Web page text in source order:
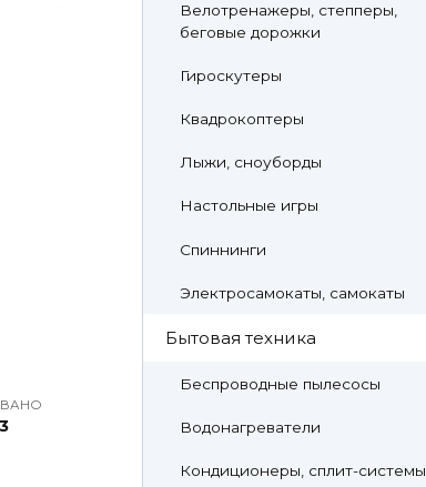
Велотренажеры, степперы,
беговые дорожки
Гироскутеры
Квадрокоптеры
Лыжи, сноуборды
Настольные игры
Спиннинги
Электросамокаты, самокаты
Бытовая техника
Беспроводные пылесосы
Водонагреватели
Кондиционеры, сплит-системы